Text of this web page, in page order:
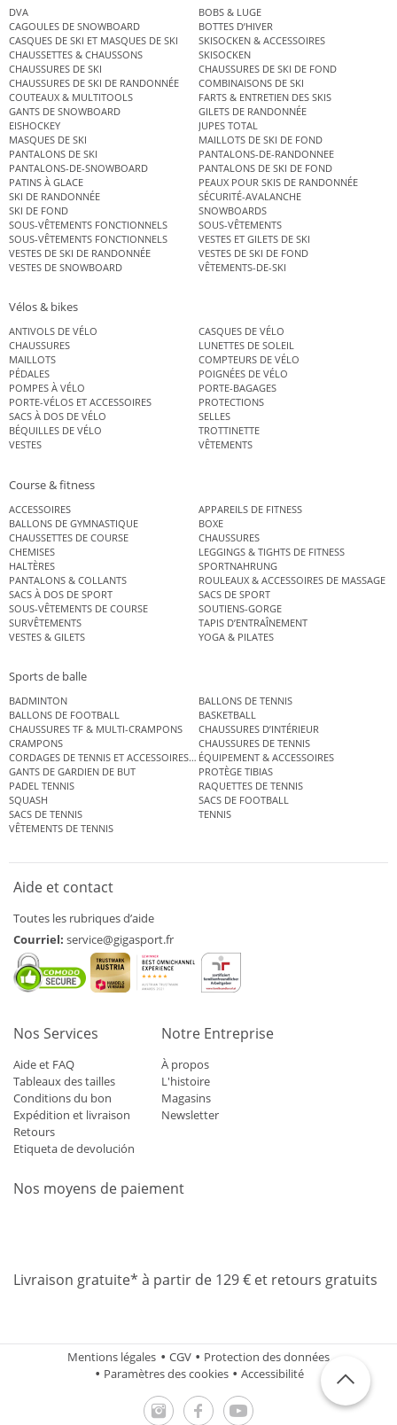
DVA
BOBS & LUGE
CAGOULES DE SNOWBOARD
BOTTES D’HIVER
CASQUES DE SKI ET MASQUES DE SKI
SKISOCKEN & ACCESSOIRES
CHAUSSETTES & CHAUSSONS
SKISOCKEN
CHAUSSURES DE SKI
CHAUSSURES DE SKI DE FOND
CHAUSSURES DE SKI DE RANDONNÉE
COMBINAISONS DE SKI
COUTEAUX & MULTITOOLS
FARTS & ENTRETIEN DES SKIS
GANTS DE SNOWBOARD
GILETS DE RANDONNÉE
EISHOCKEY
JUPES TOTAL
MASQUES DE SKI
MAILLOTS DE SKI DE FOND
PANTALONS DE SKI
PANTALONS-DE-RANDONNEE
PANTALONS-DE-SNOWBOARD
PANTALONS DE SKI DE FOND
PATINS À GLACE
PEAUX POUR SKIS DE RANDONNÉE
SKI DE RANDONNÉE
SÉCURITÉ-AVALANCHE
SKI DE FOND
SNOWBOARDS
SOUS-VÊTEMENTS FONCTIONNELS
SOUS-VÊTEMENTS
SOUS-VÊTEMENTS FONCTIONNELS
VESTES ET GILETS DE SKI
VESTES DE SKI DE RANDONNÉE
VESTES DE SKI DE FOND
VESTES DE SNOWBOARD
VÊTEMENTS-DE-SKI
Vélos & bikes
ANTIVOLS DE VÉLO
CASQUES DE VÉLO
CHAUSSURES
LUNETTES DE SOLEIL
MAILLOTS
COMPTEURS DE VÉLO
PÉDALES
POIGNÉES DE VÉLO
POMPES À VÉLO
PORTE-BAGAGES
PORTE-VÉLOS ET ACCESSOIRES
PROTECTIONS
SACS À DOS DE VÉLO
SELLES
BÉQUILLES DE VÉLO
TROTTINETTE
VESTES
VÊTEMENTS
Course & fitness
ACCESSOIRES
APPAREILS DE FITNESS
BALLONS DE GYMNASTIQUE
BOXE
CHAUSSETTES DE COURSE
CHAUSSURES
CHEMISES
LEGGINGS & TIGHTS DE FITNESS
HALTÈRES
SPORTNAHRUNG
PANTALONS & COLLANTS
ROULEAUX & ACCESSOIRES DE MASSAGE
SACS À DOS DE SPORT
SACS DE SPORT
SOUS-VÊTEMENTS DE COURSE
SOUTIENS-GORGE
SURVÊTEMENTS
TAPIS D’ENTRAÎNEMENT
VESTES & GILETS
YOGA & PILATES
Sports de balle
BADMINTON
BALLONS DE TENNIS
BALLONS DE FOOTBALL
BASKETBALL
CHAUSSURES TF & MULTI-CRAMPONS
CHAUSSURES D’INTÉRIEUR
CRAMPONS
CHAUSSURES DE TENNIS
CORDAGES DE TENNIS ET ACCESSOIRES DE TENNISÉQUIPEMENT & ACCESSOIRES
GANTS DE GARDIEN DE BUT
PROTÈGE TIBIAS
PADEL TENNIS
RAQUETTES DE TENNIS
SQUASH
SACS DE FOOTBALL
SACS DE TENNIS
TENNIS
VÊTEMENTS DE TENNIS
Aide et contact
Toutes les rubriques d’aide
Courriel: service@gigasport.fr
Nos Services
Aide et FAQ
Tableaux des tailles
Conditions du bon
Expédition et livraison
Retours
Etiqueta de devolución
Notre Entreprise
À propos
L'histoire
Magasins
Newsletter
Nos moyens de paiement
Livraison gratuite* à partir de 129 € et retours gratuits
Mentions légales CGV
Protection des données
Paramètres des cookies
Accessibilité